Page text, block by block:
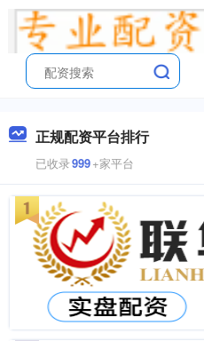
正规配资平台排行
已收录999+家平台